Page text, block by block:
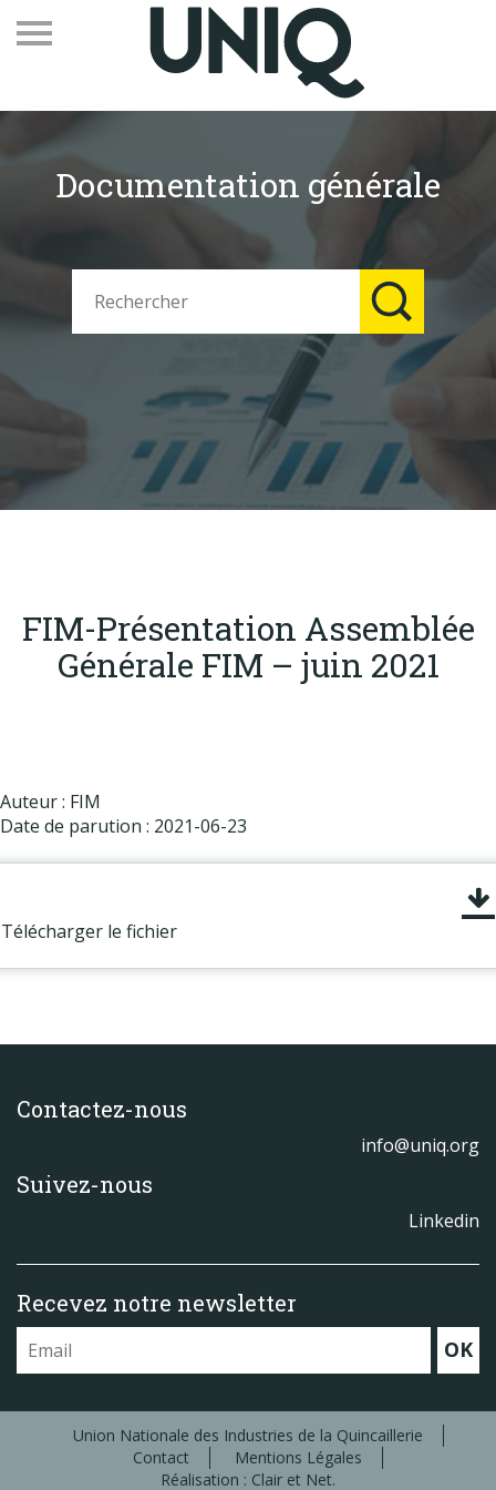
Recevez notre newsletter
Vos contacts
Espace adhérents
EN
Qui sommes-nous
Produits
Publications
Actualités
Documentation générale
FIM-Présentation Assemblée
Générale FIM – juin 2021
Auteur : FIM
Date de parution : 2021-06-23
Télécharger le fichier
Contactez-nous
info@uniq.org
Suivez-nous
Linkedin
Recevez notre newsletter
OK
Union Nationale des Industries de la Quincaillerie
Contact
Mentions Légales
Réalisation : Clair et Net.